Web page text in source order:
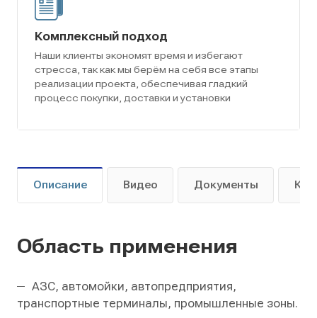
Комплексный подход
Наши клиенты экономят время и избегают
стресса, так как мы берём на себя все этапы
реализации проекта, обеспечивая гладкий
процесс покупки, доставки и установки
Описание Видео Документы Как
Область применения
АЗС, автомойки, автопредприятия,
транспортные терминалы, промышленные зоны.